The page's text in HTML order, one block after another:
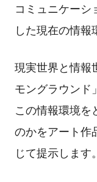
コミュニケーシ
した現在の情報
現実世界と情報
モングラウンド
この情報環境を
のかをアート作
じて提示します。